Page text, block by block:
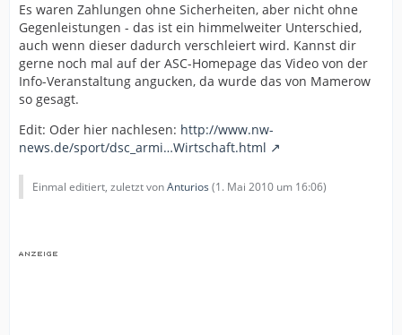
Es waren Zahlungen ohne Sicherheiten, aber nicht ohne
Gegenleistungen - das ist ein himmelweiter Unterschied,
auch wenn dieser dadurch verschleiert wird. Kannst dir
gerne noch mal auf der ASC-Homepage das Video von der
Info-Veranstaltung angucken, da wurde das von Mamerow
so gesagt.
Edit: Oder hier nachlesen: http://www.nw-
news.de/sport/dsc_armi…Wirtschaft.html
Einmal editiert, zuletzt vonAnturios (1. Mai 2010 um 16:06)